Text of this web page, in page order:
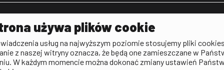
Aktualności
Publicystyka filmowa
Deklaracja dostępności
Polityka antykorupcyjna
używa plików cookie
usług na najwyższym poziomie stosujemy pliki
z naszej witryny oznacza, że będą one zamieszczane w
W każdym momencie można dokonać zmiany ustawień